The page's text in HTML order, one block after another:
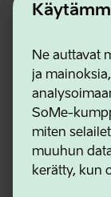
Ne auttavat
ja
SoMe-
miten
muuhun
kerätty, kun
Käyttöehdot